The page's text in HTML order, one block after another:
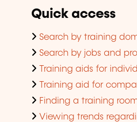
Quick access
Search by training
Search by jobs and
Training aids for
Training aid for
Finding a training
Viewing trends